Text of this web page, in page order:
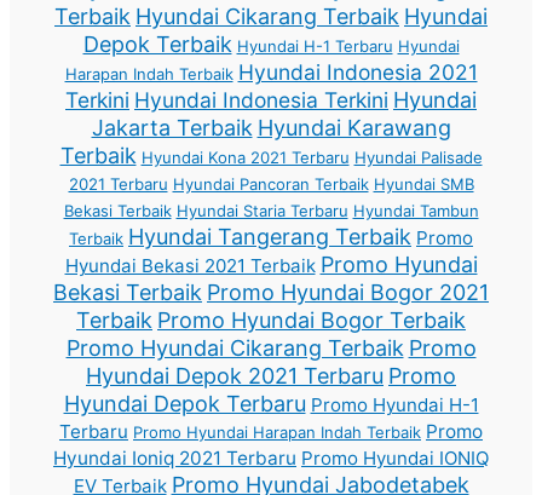
Terbaik Hyundai Cikarang Terbaik Hyundai
Depok Terbaik Hyundai H-1 Terbaru Hyundai
Harapan Indah Terbaik Hyundai Indonesia 2021
Terkini Hyundai Indonesia Terkini Hyundai
Jakarta Terbaik Hyundai Karawang
Terbaik Hyundai Kona 2021 Terbaru Hyundai Palisade
2021 Terbaru Hyundai Pancoran Terbaik Hyundai SMB
Bekasi Terbaik Hyundai Staria Terbaru Hyundai Tambun
Terbaik Hyundai Tangerang Terbaik Promo
Hyundai Bekasi 2021 Terbaik Promo Hyundai
Bekasi Terbaik Promo Hyundai Bogor 2021
Terbaik Promo Hyundai Bogor Terbaik
Promo Hyundai Cikarang Terbaik Promo
Hyundai Depok 2021 Terbaru Promo
Hyundai Depok Terbaru Promo Hyundai H-1
Terbaru Promo Hyundai Harapan Indah Terbaik Promo
Hyundai Ioniq 2021 Terbaru Promo Hyundai IONIQ
EV Terbaik Promo Hyundai Jabodetabek